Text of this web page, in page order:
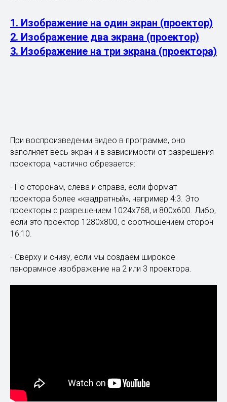
1. Изображение на один экран (проектор)
2. Изображение два экрана (проектор)
3. Изображение на три экрана (проектора)
При воспроизведении видео в программе, оно
заполняет весь экран и в зависимости от разрешения
проектора, частично обрезается:
- По сторонам, слева и справа, если формат
проектора более «квадратный», например 4:3. Это
проекторы с разрешением 1024х768, и 800х600. Либо,
если это проектор 1280х800, с соотношением сторон
16:10.
- Сверху и снизу, если мы создаем широкое
панорамное изображение на 2 или 3 проектора.